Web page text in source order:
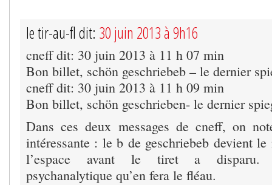
le tir-au-fl dit: 30 juin 2013 à 9h16
cneff dit: 30 juin 2013 à 11 h 07 min
Bon billet, schön geschriebeb – le dernier
cneff dit: 30 juin 2013 à 11 h 09 min
Bon billet, schön geschrieben- le dernier
Dans ces deux messages de cneff, on
intéressante : le b de geschriebeb devient
l’espace avant le tiret a disparu.
psychanalytique qu’en fera le fléau.